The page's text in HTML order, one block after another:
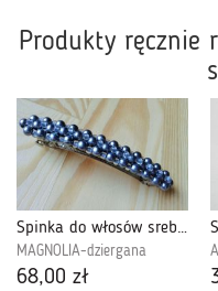
Produkty ręcznie
Spinka do włosów srebrne koraliki
MAGNOLIA-dziergana
68,00 zł